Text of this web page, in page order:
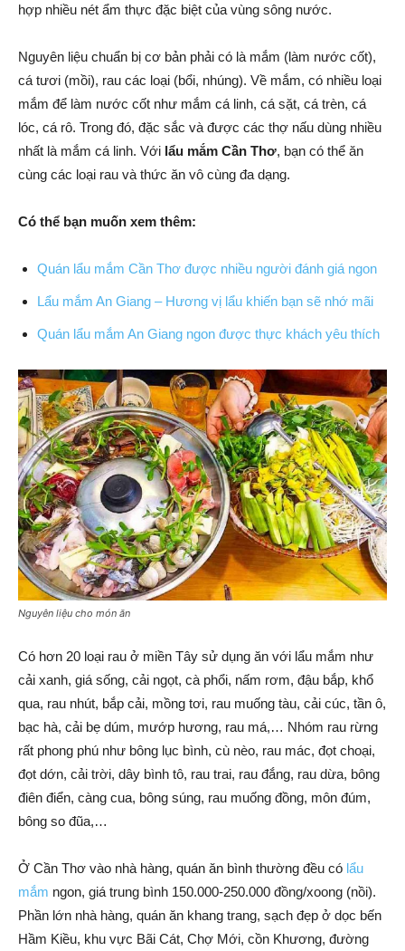
hợp nhiều nét ẩm thực đặc biệt của vùng sông nước.
Nguyên liệu chuẩn bị cơ bản phải có là mắm (làm nước cốt),
cá tươi (mồi), rau các loại (bổi, nhúng). Về mắm, có nhiều loại
mắm để làm nước cốt như mắm cá linh, cá sặt, cá trèn, cá
lóc, cá rô. Trong đó, đặc sắc và được các thợ nấu dùng nhiều
nhất là mắm cá linh. Với lẩu mắm Cần Thơ, bạn có thể ăn
cùng các loại rau và thức ăn vô cùng đa dạng.
Có thể bạn muốn xem thêm:
Quán lẩu mắm Cần Thơ được nhiều người đánh giá ngon
Lẩu mắm An Giang – Hương vị lẩu khiến bạn sẽ nhớ mãi
Quán lẩu mắm An Giang ngon được thực khách yêu thích
Nguyên liệu cho món ăn
Có hơn 20 loại rau ở miền Tây sử dụng ăn với lẩu mắm như
cải xanh, giá sống, cải ngọt, cà phổi, nấm rơm, đậu bắp, khổ
qua, rau nhút, bắp cải, mồng tơi, rau muống tàu, cải cúc, tần ô,
bạc hà, cải bẹ dúm, mướp hương, rau má,… Nhóm rau rừng
rất phong phú như bông lục bình, cù nèo, rau mác, đọt choại,
đọt dớn, cải trời, dây bình tô, rau trai, rau đắng, rau dừa, bông
điên điển, càng cua, bông súng, rau muống đồng, môn đúm,
bông so đũa,…
Ở Cần Thơ vào nhà hàng, quán ăn bình thường đều có lẩu
mắm ngon, giá trung bình 150.000-250.000 đồng/xoong (nồi).
Phần lớn nhà hàng, quán ăn khang trang, sạch đẹp ở dọc bến
Hầm Kiều, khu vực Bãi Cát, Chợ Mới, cồn Khương, đường